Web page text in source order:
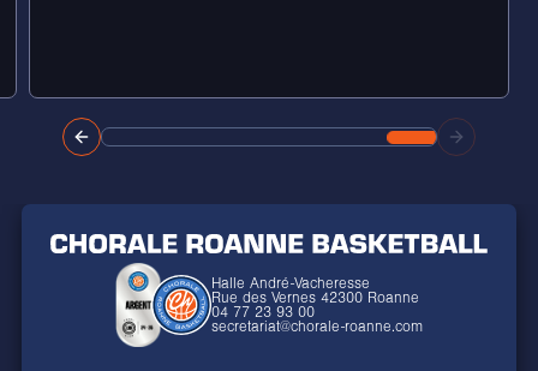
Halle André-Vacheresse
Rue des Vernes 42300 Roanne
04 77 23 93 00
secretariat@chorale-roanne.com